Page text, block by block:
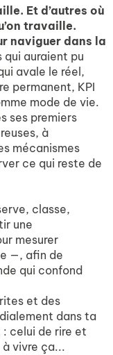
Et d’autres où
travaille.
naviguer dans la
qui auraient pu
avale le réel,
permanent, KPI
mode de vie.
ses premiers
à
mécanismes
ce qui reste de
classe,
une
mesurer
—, afin de
qui confond
et des
dans ta
celui de rire et
à vivre ça...